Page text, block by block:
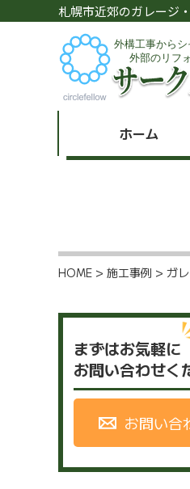
札幌市近郊のガレージ
ホーム
HOME > 施工事例 > ガ
まずはお気軽に
お問い合わせく
お問い合